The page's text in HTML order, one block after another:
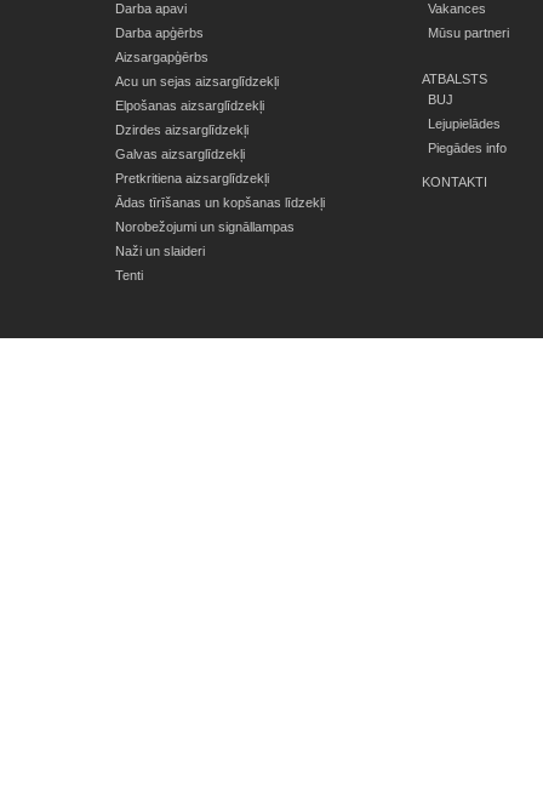
Darba apavi
Darba apģērbs
Aizsargapģērbs
Acu un sejas aizsarglīdzekļi
Elpošanas aizsarglīdzekļi
Dzirdes aizsarglīdzekļi
Galvas aizsarglīdzekļi
Pretkritiena aizsarglīdzekļi
Ādas tīrīšanas un kopšanas līdzekļi
Norobežojumi un signāllampas
Naži un slaideri
Tenti
Vakances
Mūsu partneri
ATBALSTS
BUJ
Lejupielādes
Piegādes info
KONTAKTI